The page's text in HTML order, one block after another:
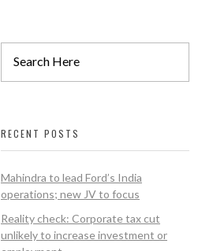
RECENT POSTS
Mahindra to lead Ford’s India
operations; new JV to focus
Reality check: Corporate tax cut
unlikely to increase investment or